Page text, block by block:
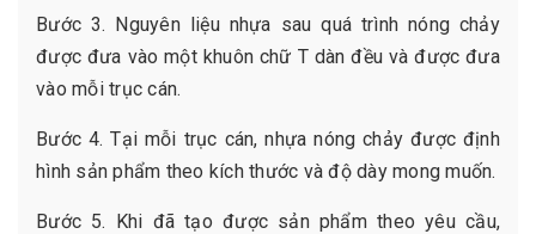
Bước 3. Nguyên liệu nhựa sau quá trình nóng chảy
được đưa vào một khuôn chữ T dàn đều và được đưa
vào mỗi trục cán.
Bước 4. Tại mỗi trục cán, nhựa nóng chảy được định
hình sản phẩm theo kích thước và độ dày mong muốn.
Bước 5. Khi đã tạo được sản phẩm theo yêu cầu,